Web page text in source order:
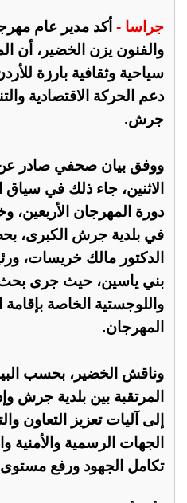
جراسا - أكد مدير عام
والفنون يزن الخضير، أن
سياحية وثقافية بارزة
دعم الحركة الاقتصادية
جرش.
ووفق بيان صحفي صادر عن
الاثنين، جاء ذلك في سياق
دورة المهرجان
في بلدية جرش الكبرى،
الدكتور مالك خريسات،
بني ياسين، حيث جرى بحث
واللوجستية الخاصة
المهرجان.
وناقش الخضير، بحسب
المرتقبة بين بلدية جرش
إلى آليات تعزيز التعاون
الجهات الرسمية والأمنية
تكامل الجهود ورفع مستوى